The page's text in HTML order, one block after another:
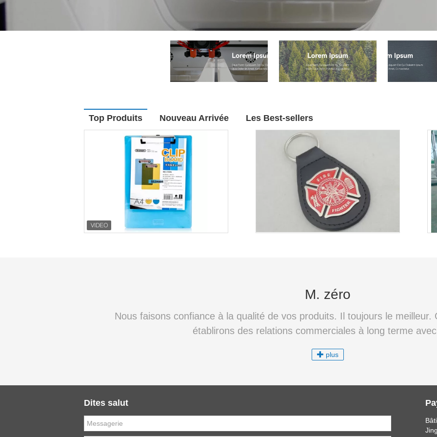
Top Produits Nouveau Arrivée Les Best-sellers
Le double d'affaires pliant le panneau
d'agrafe en plastique transparent
adaptent le logo aux besoins du client
Chaîne
Contactez Contactez
M. zéro
Nous faisons confiance à la qualité de vos produits. Il toujours le meilleur.
établirons des relations commerciales à long terme
plus
Dites salut